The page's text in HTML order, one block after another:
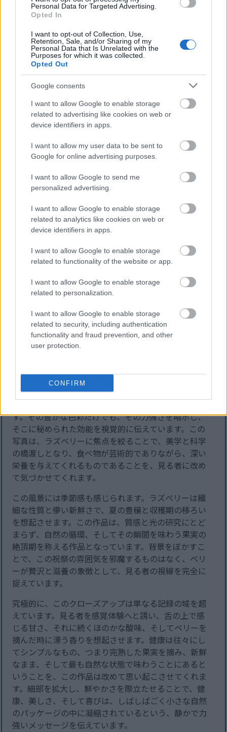
Personal Data for Targeted Advertising.
Opted In
I want to opt-out of Collection, Use,
Retention, Sale, and/or Sharing of my
Personal Data that Is Unrelated with the
Purposes for which it was collected.
Opted Out
Google consents
I want to allow Google to enable storage
related to advertising like cookies on web or
device identifiers in apps.
I want to allow my user data to be sent to
Google for online advertising purposes.
I want to allow Google to send me
personalized advertising.
I want to allow Google to enable storage
related to analytics like cookies on web or
device identifiers in apps.
I want to allow Google to enable storage
related to functionality of the website or app.
I want to allow Google to enable storage
related to personalization.
I want to allow Google to enable storage
related to security, including authentication
functionality and fraud prevention, and other
user protection.
CONFIRM
形は、まさにラズベリーの真髄を物語っています。つ
るから摘んだばかりの、加工されていない、生命力に
この画像の触感は印象的です。ラズベリーの小さな核
果はふっくらとしていて、ほのかな光沢が表面下のジ
ューシーさを暗示しています。見る者は、指と親指で
ベリーを優しく押したときの感覚を想像できるでしょ
う。皮がわずかに柔らかくなり、甘酸っぱい果汁が流
れ出ます。ベリーの表面には細かい毛が生えており、
光を受けて、その有機的な起源をほのかに思い出さ
せ、密集した配置は、その豊かさと自然な魅力を強調
しています。この近さ、まるで拡大されたかのような
視点は、果物を見るという日常的な行為を親密な発見
の瞬間へと変貌させ、何気なく見ただけでは見過ごさ
れがちな美しさを際立たせます。
この視覚的な饗宴において、照明は重要な役割を果た
しています。上から照らされたラズベリーは、鮮やか
な緋色から深紅まで、まるで光り輝いているかのよう
です。それぞれの実のひだや割れ目の間に影が優しく
落ち、構図の奥行きと立体感を高めています。その効
果は、太陽に照らされた朝の爽やかさや、夏の豊穣を
想起させる、生き生きとした温かみのあるものです。
画像の自然な色調は、ラズベリーが単なる果物ではな
いという概念を強めています。それは、美しさと栄養
分の両方に輝く、自然の宝石なのです。
ラズベリーは、その見た目の魅力だけでなく、活力と
健康の象徴でもあります。抗酸化物質、ビタミンC、食
されています。この写真は、ベリーの見た目だけでな
く、栄養価が高く、用途が広く、健康に深く結びつい
す。その豊かな色彩だけでも、その力強さを暗示し、
そこに秘められた効能を視覚的に伝えています。この
写真は、ラズベリーに焦点を絞ることで、美学と科学
の橋渡しとなり、食べ物が芸術的でありながら、深い
栄養を与えてくれるものであることを、見る者に改め
て気づかせてくれます。
この風景には季節感も感じられます。ラズベリーは繊
細な性質と儚い新鮮さで、夏の豊穣と収穫期の移ろい
を想起させます。この作品は、質感と光の研究にとど
まらず、自然の循環、そしてその瞬間を味わう果実の
絶頂期を称える作品となっています。背景をぼかすこ
とで、この祝祭の雰囲気を邪魔するものはなく、ベリ
ーが贅沢と滋養の象徴として、見る者の視線を完全に
捉えています。
究極的に、このクローズアップは単なる記録の域を超
えています。見る者を感覚体験へと誘い、舌の上で感
じる甘さ、それに続くほのかな酸味、そしてベリーを
摘んだ時に漂う香りを想起させます。健康は往々にし
てシンプルなもの、つまり完熟した果実を摘み、新鮮
なまま、そして最も自然な状態で味わうことにあると
いうことを、この作品は改めて思い起こさせてくれま
す。細部を拡大し、鮮やかさを際立たせることで、健
康、美しさ、そして喜びは、しばしばごく小さな自然
のパッケージの中に凝縮されているという、静かで力
強いメッセージを伝えています。